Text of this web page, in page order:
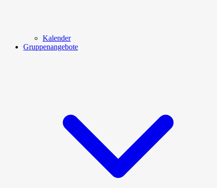
Kalender
Gruppenangebote